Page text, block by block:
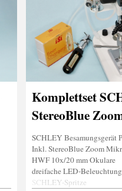
Komplettset
StereoBlue
SCHLEY Besamungsgerät
Inkl. StereoBlue Zoom
HWF 10x/20 mm Okulare
dreifache LED-Beleuchtung
SCHLEY-Spritze